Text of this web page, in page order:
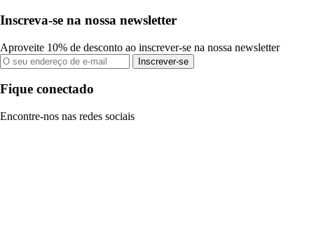
Inscreva-se na nossa newsletter
Aproveite 10% de desconto ao inscrever-se na nossa newsletter
Inscrever-se
Fique conectado
Encontre-nos nas redes sociais